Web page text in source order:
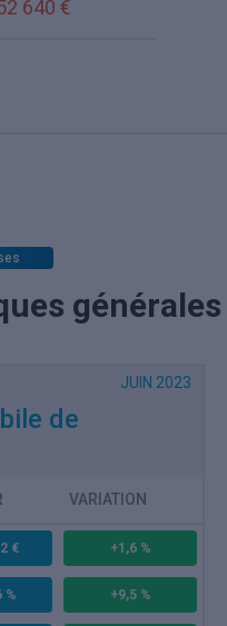
640 €
générales
de
JUIN 2023
VARIATION
€ +1,6 %
% +9,5 %